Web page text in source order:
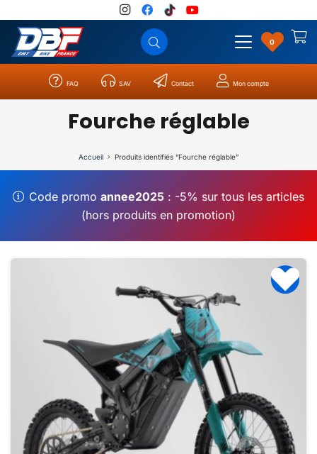
0
FAQ SAV Contact Mon compte
Fourche réglable
Accueil Produits identifiés “Fourche réglable”
Code promo annee2025: -5% sur tous les articles
(hors produits en promotion)
Catégories Résultats